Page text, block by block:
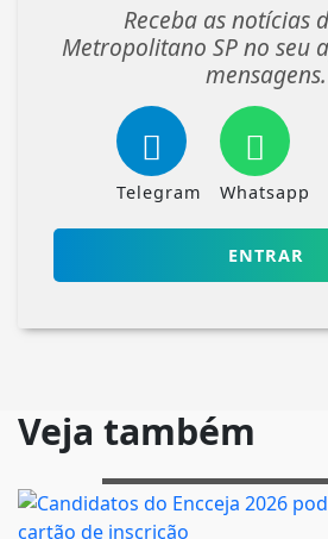
Receba as notícias
Metropolitano SP no seu
mensagens.
Telegram Whatsapp
ENTRAR
Veja também